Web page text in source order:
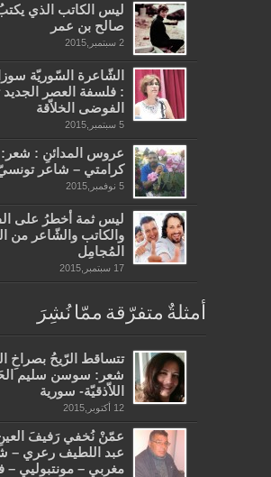
ليس الكاتب الذي
صالح بن عمر
2 سبتمبر,2015
الشّاعرة السّوريّة
: فلسفة العصر الجديد
الفوضى الخلاّقة
5 سبتمبر,2015
عروس المدائنِ :
كرامتي – شاعر
5 نوفمبر,2015
ليس ثمة أخطرُ على
والكاتب والشّاعر من
المُجامِل
17 سبتمبر,2015
أمثلةٌ متفرّقة ممّا نُشِرَ
تتساقط الرّيحُ بصراخِ
شعر: سوسن سليم
اللاّذقيّة- سورية
12 أكتوبر,2015
عمّنْ نُخفي رَفيفَ
عبد اللطيف رعري –
مغربي – مونتبوليي –